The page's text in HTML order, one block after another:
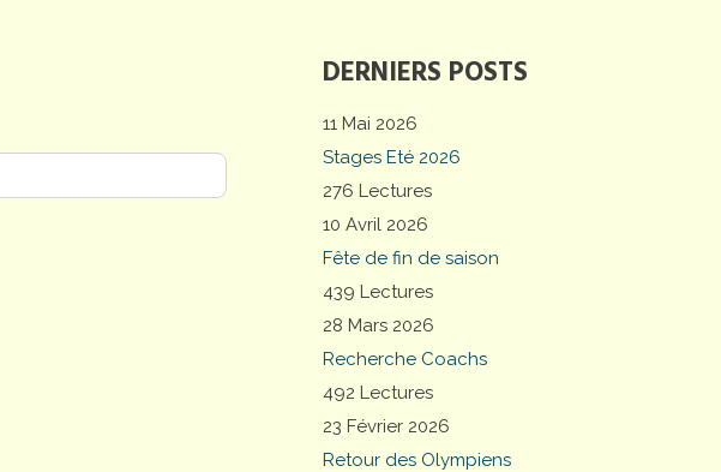
DERNIERS POSTS
11 Mai 2026
Stages Eté 2026
276 Lectures
10 Avril 2026
Fête de fin de saison
439 Lectures
28 Mars 2026
Recherche Coachs
492 Lectures
23 Février 2026
Retour des Olympiens